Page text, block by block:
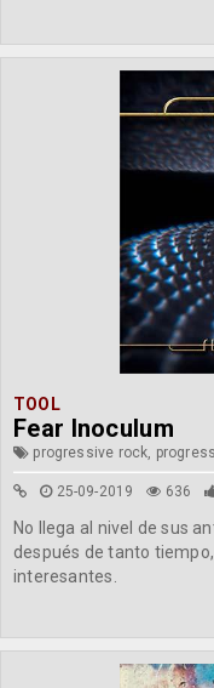
TOOL
Fear Inoculum
progressive rock,
25-09-2019 636
No llega al nivel de sus
después de tanto
interesantes.